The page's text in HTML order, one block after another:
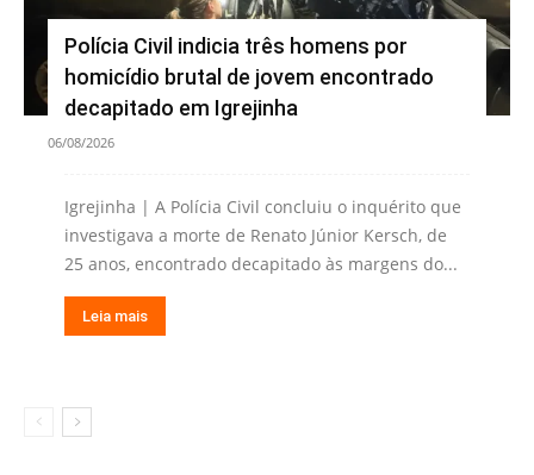
Polícia Civil indicia três homens por
homicídio brutal de jovem encontrado
decapitado em Igrejinha
06/08/2026
Igrejinha | A Polícia Civil concluiu o inquérito que
investigava a morte de Renato Júnior Kersch, de
25 anos, encontrado decapitado às margens do...
Leia mais